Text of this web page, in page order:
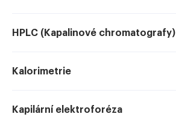
HPLC (Kapalinové chromatografy)
Kalorimetrie
Kapilární elektroforéza